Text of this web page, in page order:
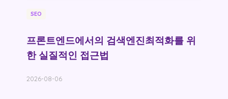
SEO
프론트엔드에서의 검색엔진최적화를 위
한 실질적인 접근법
2026-08-06